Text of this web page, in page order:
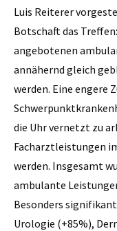
Luis Reiterer
Botschaft das
angebotenen
annähernd gleich
werden. Eine engere
die Uhr vernetzt zu
Facharztleistungen
werden. Insgesamt
ambulante
Besonders
Urologie (+85%),